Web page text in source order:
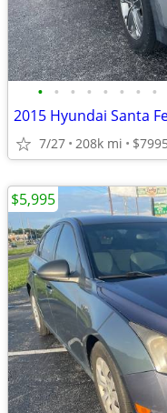
• • • • • • • •
7/27 208k mi
$5,995